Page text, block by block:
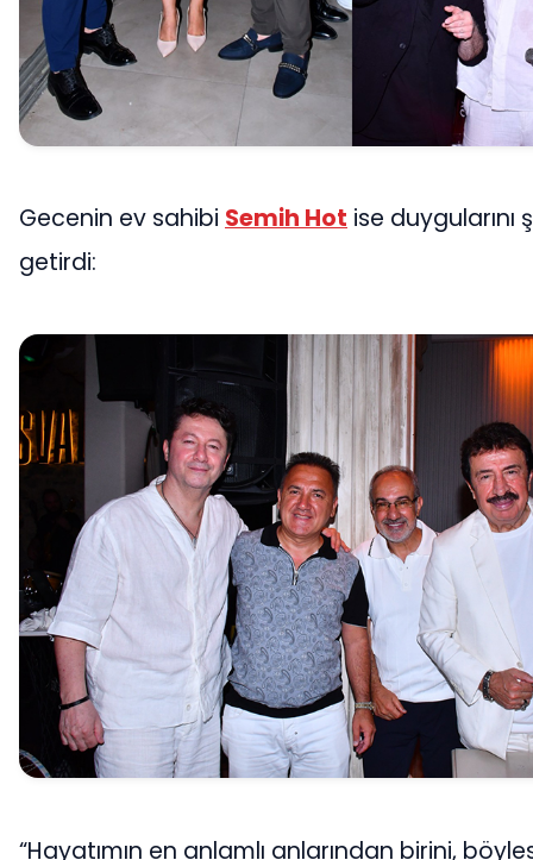
Gecenin ev sahibi Semih Hot ise duygularını
getirdi:
“Hayatımın en anlamlı anlarından birini,